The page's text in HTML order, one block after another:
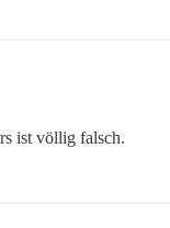
ist völlig falsch.